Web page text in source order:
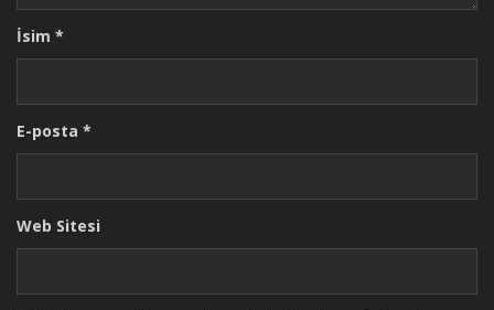
İsim *
E-posta *
Web Sitesi